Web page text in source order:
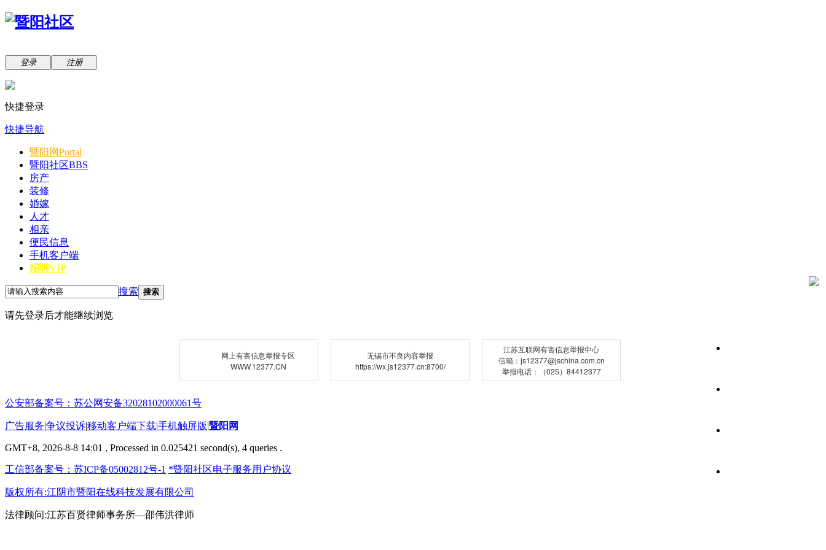
登录 注册
快捷登录
快捷导航
暨阳网Portal
暨阳社区BBS
房产
装修
婚嫁
人才
相亲
便民信息
手机客户端
招聘VIP
搜索 搜索
请先登录后才能继续浏览
网上有害信息举报专区
WWW.12377.CN
无锡市不良内容举报
https://wx.js12377.cn:8700/
江苏互联网有害信息举报中心
信箱：js12377@jschina.com.cn
举报电话：（025）84412377
公安部备案号：苏公网安备32028102000061号
广告服务|争议投诉|移动客户端下载|手机触屏版|暨阳网
GMT+8, 2026-8-8 14:01 , Processed in 0.025421 second(s), 4 queries .
工信部备案号：苏ICP备05002812号-1 *暨阳社区电子服务用户协议
版权所有:江阴市暨阳在线科技发展有限公司
法律顾问:江苏百贤律师事务所—邵伟洪律师